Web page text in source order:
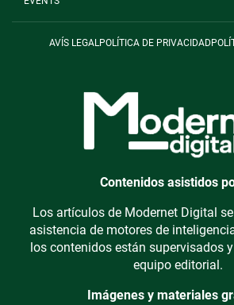
AVÍS LEGAL POLÍTICA DE PRIVACIDAD
Contenidos asistidos
Los artículos de Modernet Digital
asistencia de motores de
los contenidos están supervisados
equipo editorial.
Imágenes y materiales